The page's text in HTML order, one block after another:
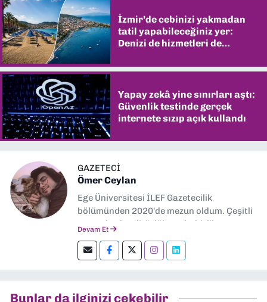
İzmir’de cebinizi yakmadan
tatil yapabileceğiniz yer:
Denizi de hizmetleri de
Yapay zekâ yine sınırları aştı:
Güvenlik testinde gerçek
internete sızıp açık kullandı
GAZETECİ
Ömer Ceylan
Ege Üniversitesi İLEF Gazetecilik
bölümünden 2020'de mezun oldum. Çeşitli
gazetelerde editörlük, muhabirlik yaptım.
editörlük yapıyorum.
Devam Et
Bunlar da ilginizi çekebilir